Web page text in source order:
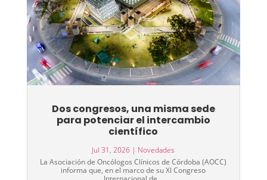
Dos congresos, una misma sede
para potenciar el intercambio
científico
Jul 31, 2026 | Novedades
La Asociación de Oncólogos Clínicos de Córdoba (AOCC)
informa que, en el marco de su XI Congreso